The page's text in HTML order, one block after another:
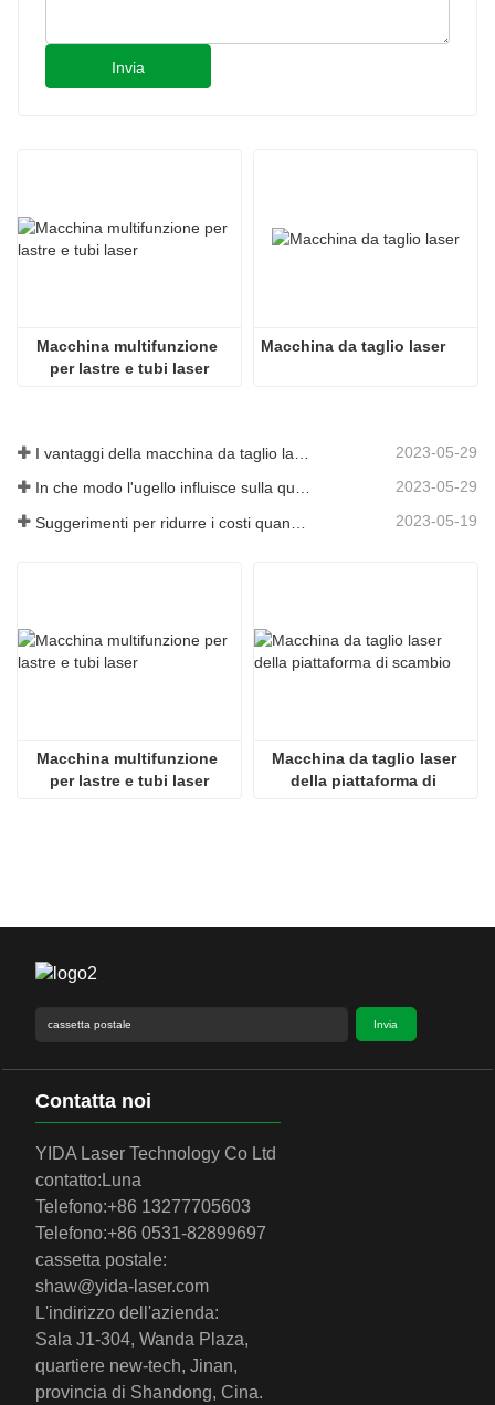
Invia
Macchina multifunzione
per lastre e tubi laser
Macchina da taglio laser
2023-05-29
In che modo l'ugello influisce sulla qualità del taglio laser? 2023-05-29
2023-05-19
Macchina multifunzione
per lastre e tubi laser
Macchina da taglio laser
della piattaforma di
Invia
Contatta noi
YIDA Laser Technology Co Ltd
contatto: Luna
Telefono:+86 13277705603
Telefono:+86 0531-82899697
cassetta postale:
shaw@yida-laser.com
L'indirizzo dell'azienda:
Sala J1-304, Wanda Plaza,
quartiere new-tech, Jinan,
provincia di Shandong, Cina.